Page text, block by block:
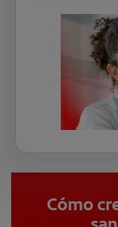
Cómo